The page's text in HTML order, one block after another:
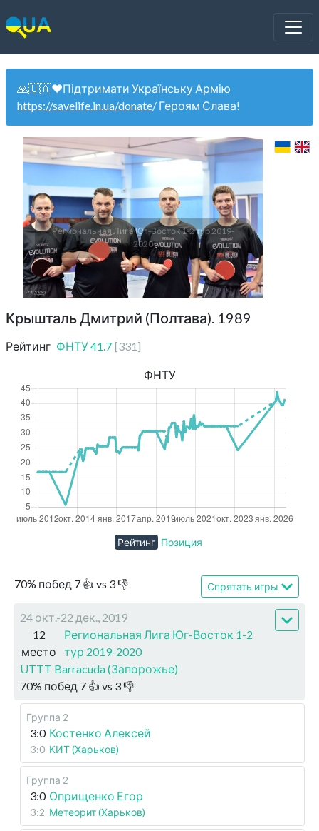
🙏🇺🇦❤️Підтримати Українську Армію
https://savelife.in.ua/donate/ Героям Слава!
Региональная Лига Юг-Восток 1-2 тур 2019-
2020
Крышталь Дмитрий (Полтава). 1989
Рейтинг ФНТУ41.7 [331 ]
70% побед 7 👍 vs 3👎 Спрятать игры
24 окт.-22 дек., 2019
12
место
Региональная Лига Юг-Восток 1-2
тур 2019-2020
UTTT Barracuda (Запорожье)
70% побед 7 👍 vs 3👎
Группа 2
3:0 Костенко Алексей
3:0 КИТ (Харьков)
Группа 2
3:0 Оприщенко Егор
3:2 Метеорит (Харьков)
ФНТУ
Рейтинг Позиция